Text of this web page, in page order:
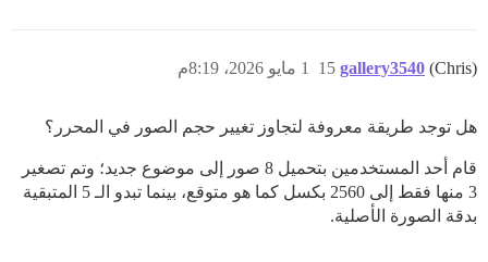
gallery3540 (Chris) 1 مايو 2026، 8:19م 15
هل توجد طريقة معروفة لتجاوز تغيير حجم الصور في المحرر؟
قام أحد المستخدمين بتحميل 8 صور إلى موضوع جديد؛ وتم تصغير
3 منها فقط إلى 2560 بكسل كما هو متوقع، بينما تبدو الـ 5 المتبقية
بدقة الصورة الأصلية.